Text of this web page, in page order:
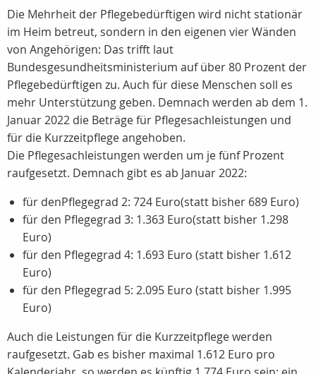
Die Mehrheit der Pflegebedürftigen wird nicht stationär
im Heim betreut, sondern in den eigenen vier Wänden
von Angehörigen: Das trifft laut
Bundesgesundheitsministerium auf über 80 Prozent der
Pflegebedürftigen zu. Auch für diese Menschen soll es
mehr Unterstützung geben. Demnach werden ab dem 1.
Januar 2022 die Beträge für Pflegesachleistungen und
für die Kurzzeitpflege angehoben.
Die Pflegesachleistungen werden um je fünf Prozent
raufgesetzt. Demnach gibt es ab Januar 2022:
für denPflegegrad 2: 724 Euro(statt bisher 689 Euro)
für den Pflegegrad 3: 1.363 Euro(statt bisher 1.298
Euro)
für den Pflegegrad 4: 1.693 Euro (statt bisher 1.612
Euro)
für den Pflegegrad 5: 2.095 Euro (statt bisher 1.995
Euro)
Auch die Leistungen für die Kurzzeitpflege werden
raufgesetzt. Gab es bisher maximal 1.612 Euro pro